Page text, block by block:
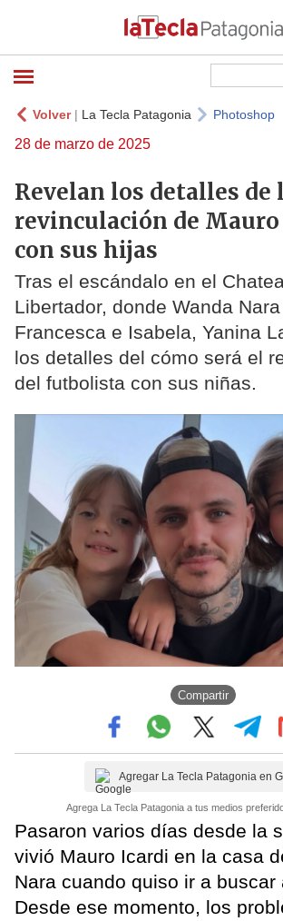
Volver| La Tecla Patagonia Photoshop
28 de marzo de 2025
Revelan los detalles de
revinculación de
con sus hijas
Tras el escándalo en el
Libertador, donde Wanda
Francesca e Isabela, Yanina
los detalles del cómo será el
del futbolista con sus niñas.
Compartir
Agregar La Tecla Patagonia en
Agrega La Tecla Patagonia a tus medios
Pasaron varios días desde la
vivió Mauro Icardi en la casa
Nara cuando quiso ir a buscar
Desde ese momento, los